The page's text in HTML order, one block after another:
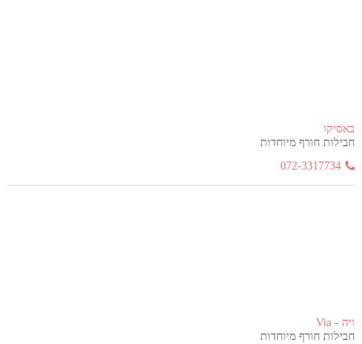
באסיקו
חבילות חורף מיוחדות
072-3317734
ויה - Via
חבילות חורף מיוחדות